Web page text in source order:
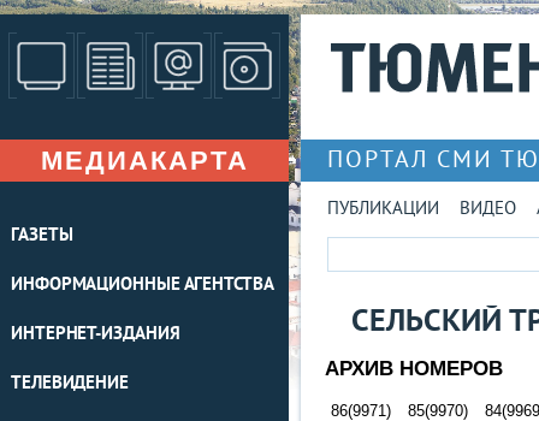
МЕДИАКАРТА
ГАЗЕТЫ
ИНФОРМАЦИОННЫЕ АГЕНТСТВА
ИНТЕРНЕТ-ИЗДАНИЯ
ТЕЛЕВИДЕНИЕ
ПОРТАЛ СМИ
ПУБЛИКАЦИИ ВИДЕО
СЕЛЬСКИЙ
АРХИВ НОМЕРОВ
86(9971) 85(9970)